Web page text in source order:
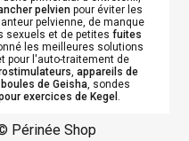
pelvienpour éviter les
pelvienne, de manque
sexuels et de petites fuites
les meilleures solutions
pour l'auto-traitement de
appareils de
boules de Geisha, sondes
exercices de Kegel
Périnée Shop